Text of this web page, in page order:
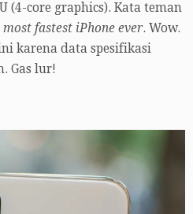
(4-core graphics). Kata teman
most fastest iPhone ever. Wow.
karena data spesifikasi
Gas lur!